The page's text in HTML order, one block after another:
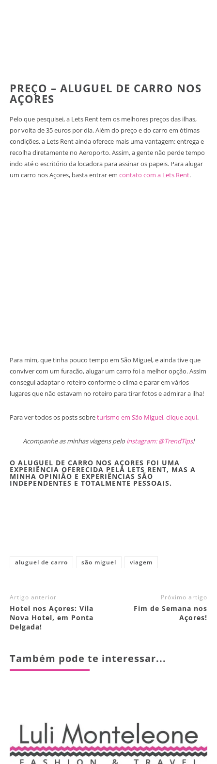
PREÇO – ALUGUEL DE CARRO NOS
AÇORES
Pelo que pesquisei, a Lets Rent tem os melhores preços das ilhas,
por volta de 35 euros por dia. Além do preço e do carro em ótimas
condições, a Lets Rent ainda oferece mais uma vantagem: entrega e
recolha diretamente no Aeroporto. Assim, a gente não perde tempo
indo até o escritório da locadora para assinar os papeis. Para alugar
um carro nos Açores, basta entrar em contato com a Lets Rent.
Para mim, que tinha pouco tempo em São Miguel, e ainda tive que
conviver com um furacão, alugar um carro foi a melhor opção. Assim
consegui adaptar o roteiro conforme o clima e parar em vários
lugares que não estavam no roteiro para tirar fotos e admirar a ilha!
Para ver todos os posts sobreturismo em São Miguel, clique aqui.
Acompanhe as minhas viagens pelo instagram: @TrendTips!
O ALUGUEL DE CARRO NOS AÇORES FOI UMA
EXPERIÊNCIA OFERECIDA PELA LETS RENT, MAS A
MINHA OPINIÃO E EXPERIÊNCIAS SÃO
INDEPENDENTES E TOTALMENTE PESSOAIS.
aluguel de carro são miguel viagem
Artigo anterior
Hotel nos Açores: Vila
Nova Hotel, em Ponta
Delgada!
Próximo artigo
Fim de Semana nos
Açores!
Também pode te interessar...